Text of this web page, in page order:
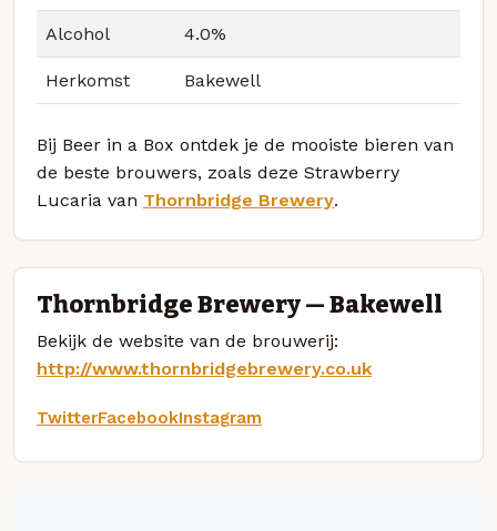
Alcohol 4.0%
Herkomst Bakewell
Bij Beer in a Box ontdek je de mooiste bieren van
de beste brouwers, zoals deze Strawberry
Lucaria van Thornbridge Brewery.
Thornbridge Brewery — Bakewell
Bekijk de website van de brouwerij:
http://www.thornbridgebrewery.co.uk
TwitterFacebookInstagram